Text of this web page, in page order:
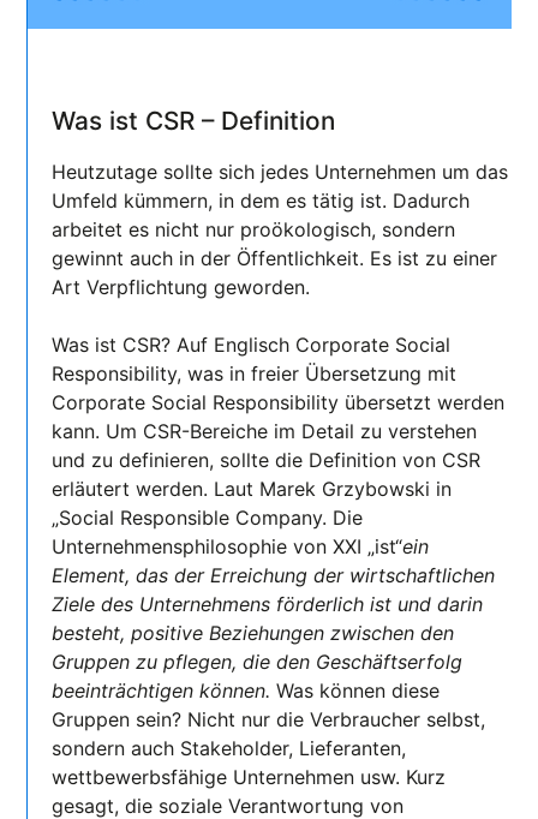
Was ist CSR – Definition
Heutzutage sollte sich jedes Unternehmen um das
Umfeld kümmern, in dem es tätig ist. Dadurch
arbeitet es nicht nur proökologisch, sondern
gewinnt auch in der Öffentlichkeit. Es ist zu einer
Art Verpflichtung geworden.
Was ist CSR? Auf Englisch Corporate Social
Responsibility, was in freier Übersetzung mit
Corporate Social Responsibility übersetzt werden
kann. Um CSR-Bereiche im Detail zu verstehen
und zu definieren, sollte die Definition von CSR
erläutert werden. Laut Marek Grzybowski in
„Social Responsible Company. Die
Unternehmensphilosophie von XXI „ist“ein
Element, das der Erreichung der wirtschaftlichen
Ziele des Unternehmens förderlich ist und darin
besteht, positive Beziehungen zwischen den
Gruppen zu pflegen, die den Geschäftserfolg
beeinträchtigen können.Was können diese
Gruppen sein? Nicht nur die Verbraucher selbst,
sondern auch Stakeholder, Lieferanten,
wettbewerbsfähige Unternehmen usw. Kurz
gesagt, die soziale Verantwortung von